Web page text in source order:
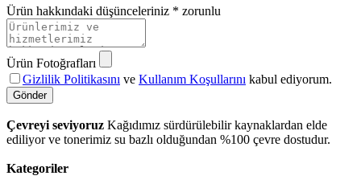
Ürün hakkındaki düşünceleriniz * zorunlu
Ürün Fotoğrafları
Gizlilik Politikasını ve Kullanım Koşullarını kabul ediyorum.
Gönder
Çevreyi seviyoruz Kağıdımız sürdürülebilir kaynaklardan elde
ediliyor ve tonerimiz su bazlı olduğundan %100 çevre dostudur.
Kategoriler